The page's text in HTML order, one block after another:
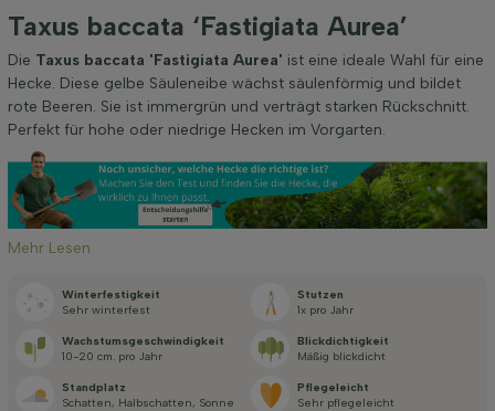
Höhe bei Lieferung (cm)
Breite bei Lieferung (cm)
Standort
Anwendung
Preis
Taxus baccata ‘Fastigiata Aurea’
Die Taxus baccata 'Fastigiata Aurea' ist eine ideale Wahl für eine
Hecke. Diese gelbe Säuleneibe wächst säulenförmig und bildet
rote Beeren. Sie ist immergrün und verträgt starken Rückschnitt.
Perfekt für hohe oder niedrige Hecken im Vorgarten.
Mehr Lesen
Winterfestigkeit
Sehr winterfest
Stutzen
1x pro Jahr
Wachstums­geschwindigkeit
10-20 cm. pro Jahr
Blickdichtigkeit
Mäßig blickdicht
Standplatz
Schatten, Halbschatten, Sonne
Pflegeleicht
Sehr pflegeleicht